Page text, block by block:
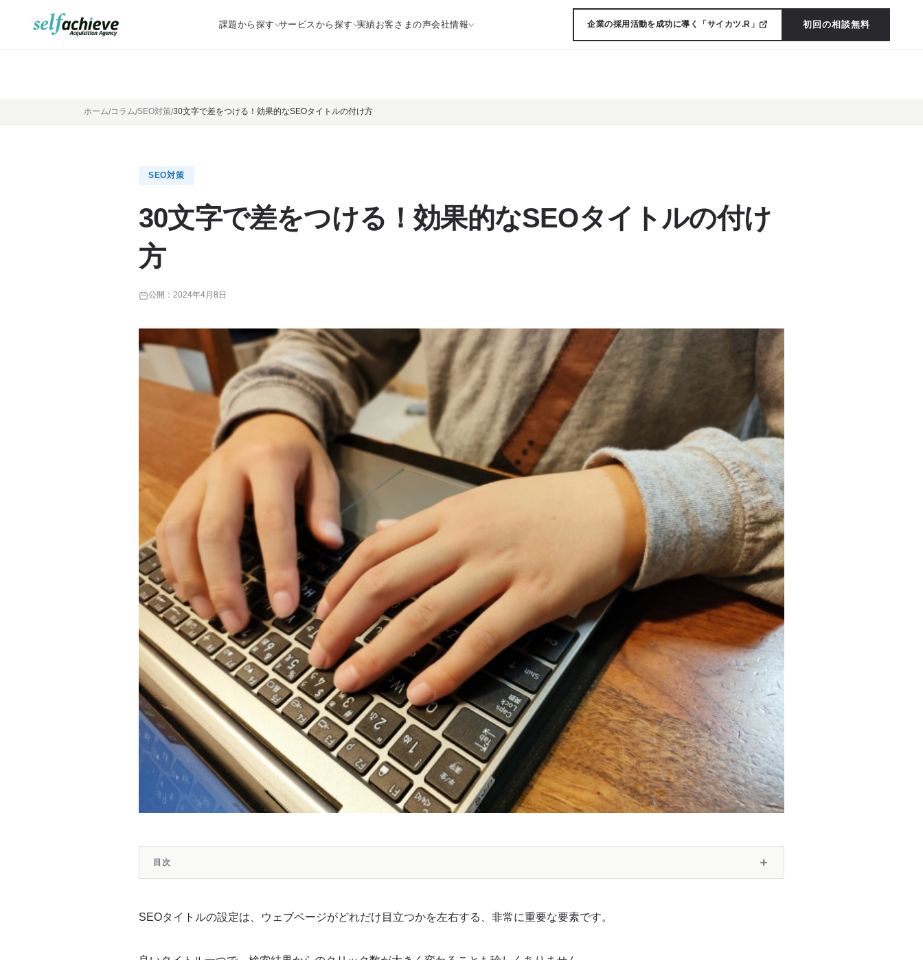
課題から探す サービスから探す 実績お客さまの声会社情報 企業の採用活動を成功に導く「サイカツ.R」 初回の相談無料
ホーム コラム SEO対策 30文字で差をつける！効果的なSEOタイトルの付け方
SEO対策
30文字で差をつける！効果的なSEOタイトルの付け
方
公開： 2024年4月8日
目次
SEOタイトルの設定は、ウェブページがどれだけ目立つかを左右する、非常に重要な要素です。